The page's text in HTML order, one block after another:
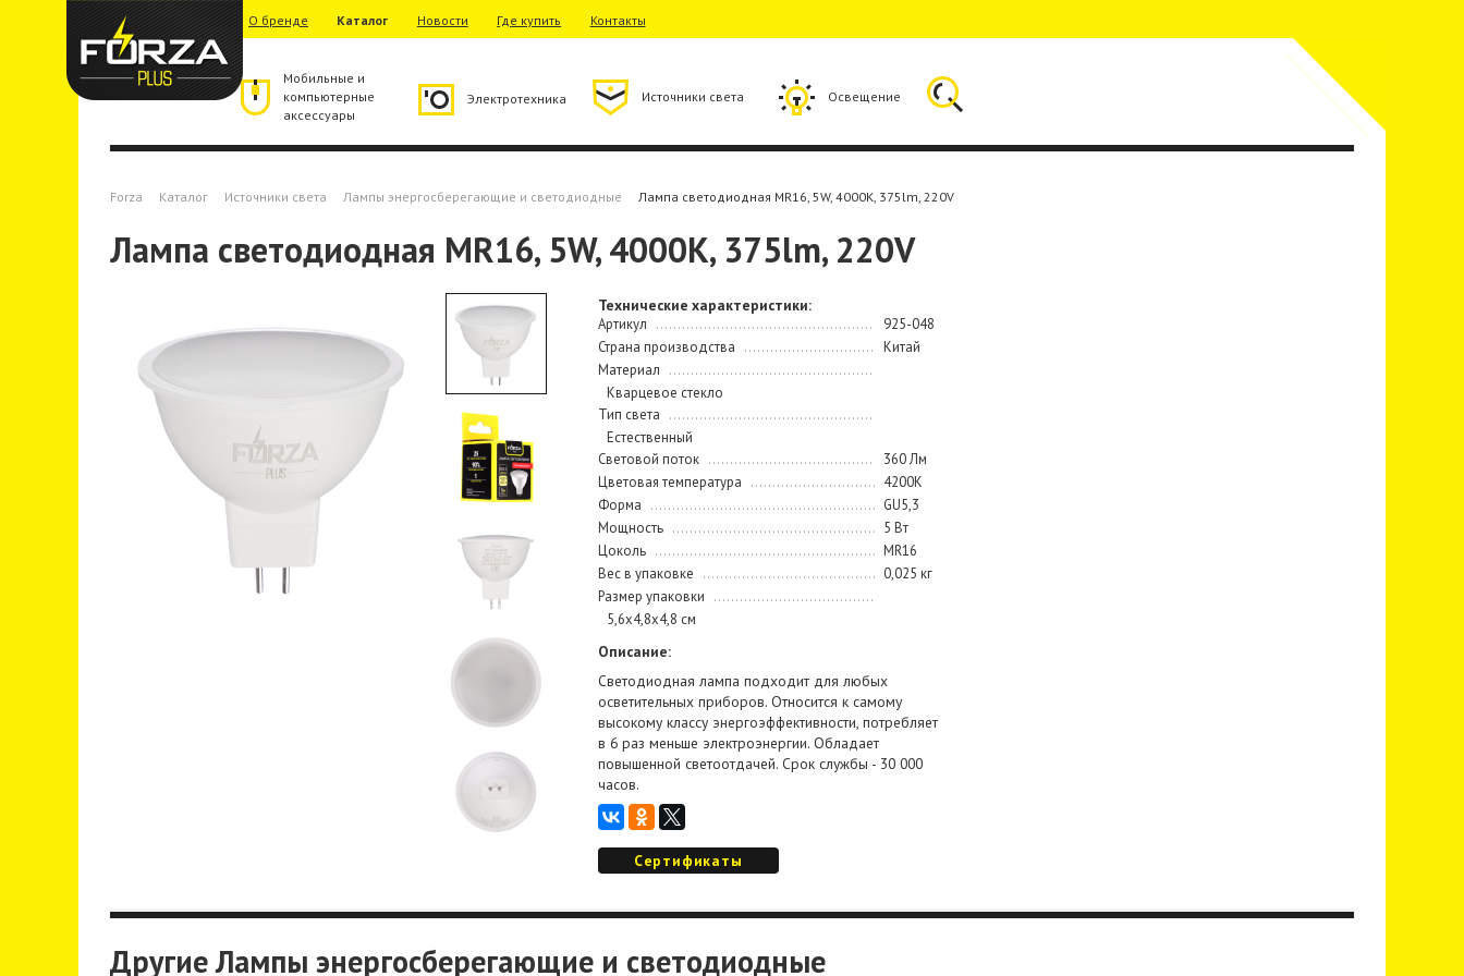
О бренде Каталог Новости Где купить Контакты
Мобильные и
компьютерные
аксессуары
Электротехника Источники света Освещение
Forza Каталог Источники света Лампы энергосберегающие и светодиодные Лампа светодиодная MR16, 5W, 4000K, 375lm, 220V
Лампа светодиодная MR16, 5W, 4000K, 375lm, 220V
Технические характеристики:
Артикул
925-048
Страна производства
Китай
Материал
Кварцевое стекло
Тип света
Естественный
Световой поток
360 Лм
Цветовая температура
4200K
Форма
GU5,3
Мощность
5 Вт
Цоколь
MR16
Вес в упаковке
0,025 кг
Размер упаковки
5,6х4,8х4,8 см
Описание:
Светодиодная лампа подходит для любых
осветительных приборов. Относится к самому
высокому классу энергоэффективности, потребляет
в 6 раз меньше электроэнергии. Обладает
повышенной светоотдачей. Срок службы - 30 000
часов.
Сертификаты
Другие Лампы энергосберегающие и светодиодные